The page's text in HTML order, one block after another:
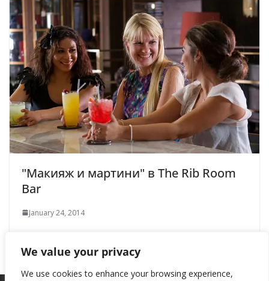
We value your privacy
We use cookies to enhance your browsing experience,
"Макияж и мартини" в The Rib Room
Bar
January 24, 2014